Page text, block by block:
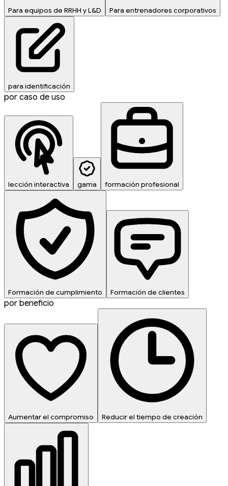
Para equipos de RRHH y L&D Para entrenadores corporativos
para identificación
por caso de uso
lección interactiva gama formación profesional
Formación de cumplimiento Formación de clientes
por beneficio
Aumentar el compromiso Reducir el tiempo de creación